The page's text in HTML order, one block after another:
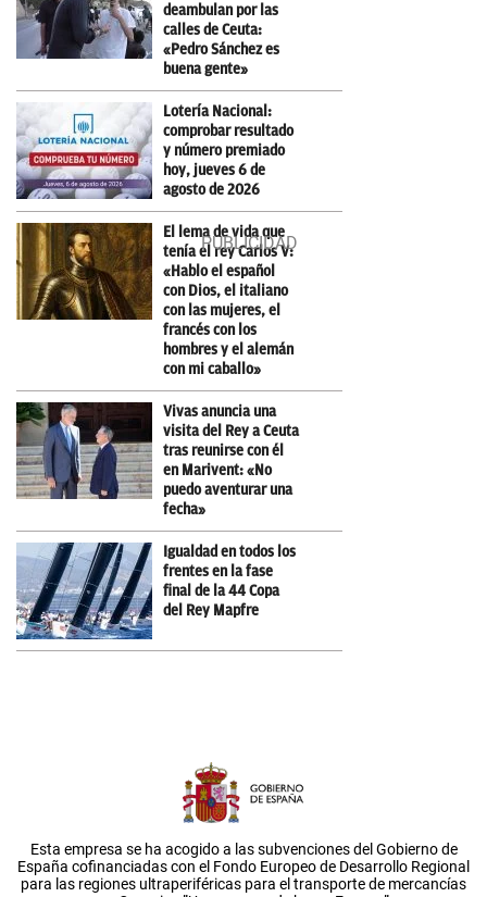
deambulan por las
calles de Ceuta:
«Pedro Sánchez es
buena gente»
Lotería Nacional:
comprobar resultado
y número premiado
hoy, jueves 6 de
agosto de 2026
El lema de vida que
tenía el rey Carlos V:
«Hablo el español
con Dios, el italiano
con las mujeres, el
francés con los
hombres y el alemán
con mi caballo»
Vivas anuncia una
visita del Rey a Ceuta
tras reunirse con él
en Marivent: «No
puedo aventurar una
fecha»
Igualdad en todos los
frentes en la fase
final de la 44 Copa
del Rey Mapfre
Esta empresa se ha acogido a las subvenciones del Gobierno de
España cofinanciadas con el Fondo Europeo de Desarrollo Regional
para las regiones ultraperiféricas para el transporte de mercancías